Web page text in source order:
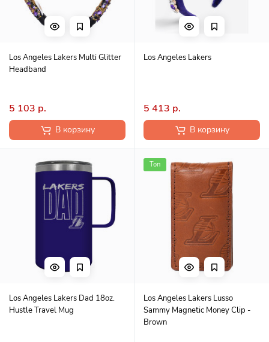
Los Angeles Lakers Multi Glitter
Headband
5 103 р.
В корзину
Los Angeles Lakers
5 413 р.
В корзину
Los Angeles Lakers Dad 18oz.
Hustle Travel Mug
Топ
Los Angeles Lakers Lusso
Sammy Magnetic Money Clip -
Brown